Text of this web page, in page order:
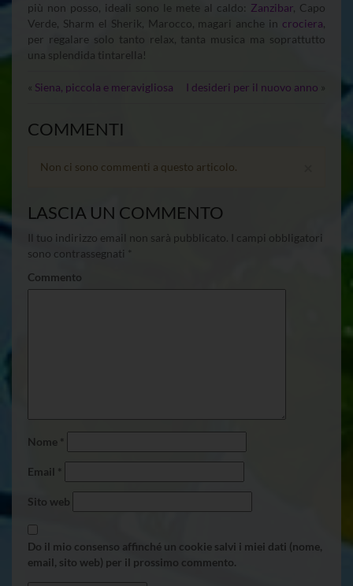
più non posso, ideali sono le mete al caldo: Zanzibar, Capo
Verde, Sharm el Sherik, Marocco, magari anche in crociera,
per regalare solo tanto relax, tanta musica ma soprattutto
una splendida tintarella!
« Siena, piccola e meravigliosa I desideri per il nuovo anno »
COMMENTI
Non ci sono commenti a questo articolo.
LASCIA UN COMMENTO
Il tuo indirizzo email non sarà pubblicato. I campi obbligatori
sono contrassegnati
Commento
Nome *
Email *
Sito web
Do il mio consenso affinché un cookie salvi i miei dati (nome,
email, sito web) per il prossimo commento.